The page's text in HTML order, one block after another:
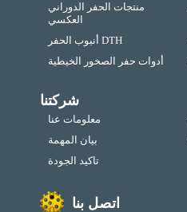
منتجات الحفر الدوراني
العكسي
أنبوب الحفر DTH
أدوات حفر الصخور الخيطية
شركتنا
معلومات عنا
بيان المهمة
تاكيد الجودة
اتصل بنا